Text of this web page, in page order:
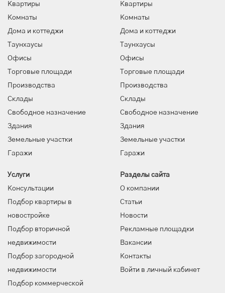
Квартиры
Комнаты
Дома и коттеджи
Таунхаусы
Офисы
Торговые площади
Производства
Склады
Свободное назначение
Здания
Земельные участки
Гаражи
Квартиры
Комнаты
Дома и коттеджи
Таунхаусы
Офисы
Торговые площади
Производства
Склады
Свободное назначение
Здания
Земельные участки
Гаражи
Услуги
Консультации
Подбор квартиры в
новостройке
Подбор вторичной
недвижимости
Подбор загородной
недвижимости
Подбор коммерческой
Разделы сайта
О компании
Статьи
Новости
Рекламные площадки
Вакансии
Контакты
Войти в личный кабинет